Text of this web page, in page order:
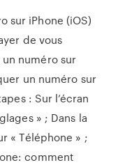
sur iPhone (iOS)
de vous
numéro sur
un numéro sur
: Sur l’écran
» ; Dans la
« Téléphone » ;
comment